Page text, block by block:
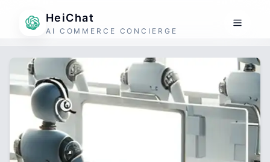
HeiChat
AI COMMERCE CONCIERGE